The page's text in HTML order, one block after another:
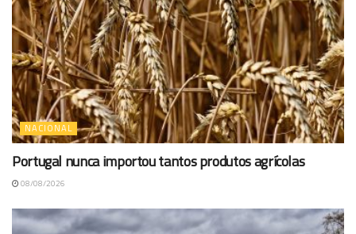
NACIONAL
Portugal nunca importou tantos produtos agrícolas
08/08/2026